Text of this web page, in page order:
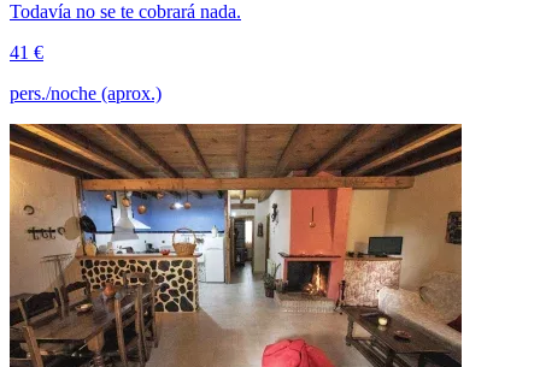
Todavía no se te cobrará nada.
41 €
pers./noche (aprox.)